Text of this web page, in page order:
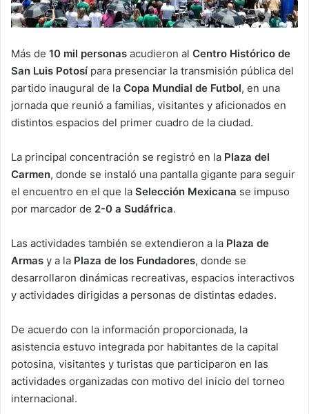
Más de 10 mil personas acudieron al Centro Histórico de
San Luis Potosí para presenciar la transmisión pública del
partido inaugural de la Copa Mundial de Futbol, en una
jornada que reunió a familias, visitantes y aficionados en
distintos espacios del primer cuadro de la ciudad.
La principal concentración se registró en la Plaza del
Carmen, donde se instaló una pantalla gigante para seguir
el encuentro en el que la Selección Mexicana se impuso
por marcador de 2-0 a Sudáfrica.
Las actividades también se extendieron a la Plaza de
Armas y a la Plaza de los Fundadores, donde se
desarrollaron dinámicas recreativas, espacios interactivos
y actividades dirigidas a personas de distintas edades.
De acuerdo con la información proporcionada, la
asistencia estuvo integrada por habitantes de la capital
potosina, visitantes y turistas que participaron en las
actividades organizadas con motivo del inicio del torneo
internacional.